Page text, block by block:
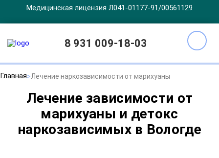
Медицинская лицензия Л041-01177-91/00561129
8 931 009-18-03
Главная Лечение наркозависимости от марихуаны
Лечение зависимости от
марихуаны и детокс
наркозависимых в Вологде